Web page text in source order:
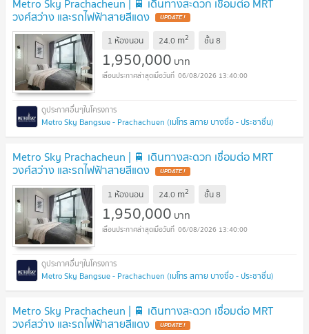
วงศ์สว่าง และรถไฟฟ้าสายสีแดง
1 ห้องนอน 24.0 m2 ชั้น8
1,950,000 บาท
06/08/2026 13:40:00
Metro Sky Bangsue - Prachachuen (เมโทร สกาย บางซื่อ - ประชาชื่น)
Metro Sky Prachacheun | 🚆 เดินทางสะดวก เชื่อมต่อ MRT
วงศ์สว่าง และรถไฟฟ้าสายสีแดง
1 ห้องนอน 24.0 m2 ชั้น8
1,950,000 บาท
06/08/2026 13:40:00
Metro Sky Bangsue - Prachachuen (เมโทร สกาย บางซื่อ - ประชาชื่น)
Metro Sky Prachacheun | 🚆 เดินทางสะดวก เชื่อมต่อ MRT
วงศ์สว่าง และรถไฟฟ้าสายสีแดง